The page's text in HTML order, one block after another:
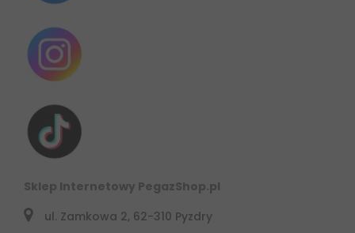
Sklep Internetowy PegazShop.pl
ul. Zamkowa 2, 62-310 Pyzdry